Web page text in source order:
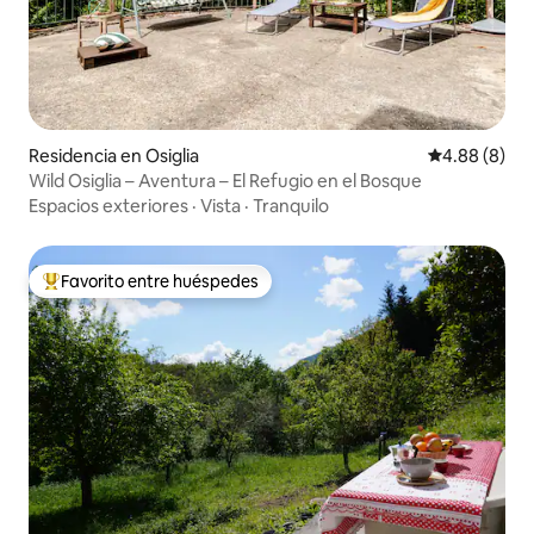
Residencia en Osiglia Calificación
4.88 (8)
Wild Osiglia – Aventura – El Refugio en el Bosque
Espacios exteriores · Vista · Tranquilo
De los mejores en Favorito entre huéspedes
Favorito entre huéspedes